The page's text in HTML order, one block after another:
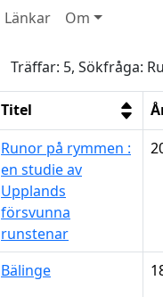
Länkar Om
Träffar: 5, Sökfråga:
Titel
Runor på rymmen :
en studie av
Upplands
försvunna
runstenar
Bälinge